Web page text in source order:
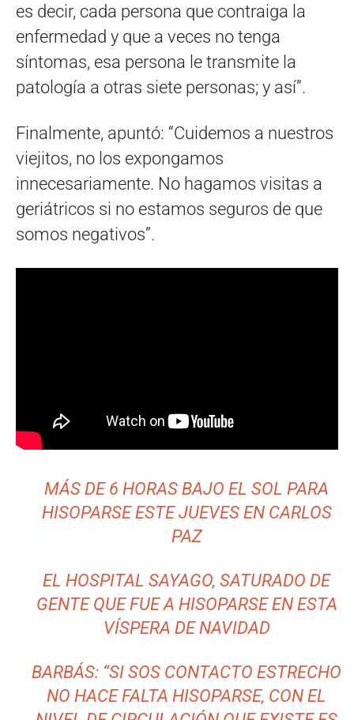
es decir, cada persona que contraiga la
enfermedad y que a veces no tenga
síntomas, esa persona le transmite la
patología a otras siete personas; y así”.
Finalmente, apuntó: “Cuidemos a nuestros
viejitos, no los expongamos
innecesariamente. No hagamos visitas a
geriátricos si no estamos seguros de que
somos negativos”.
MÁS DE 6 HORAS BAJO EL SOL PARA
HISOPARSE ESTE JUEVES EN CARLOS
PAZ
EL HOSPITAL SAYAGO, SATURADO DE
GENTE QUE FUE A HISOPARSE EN ESTA
VÍSPERA DE NAVIDAD
BARBÁS: “SI SOS CONTACTO ESTRECHO
NO HACE FALTA HISOPARSE, CON EL